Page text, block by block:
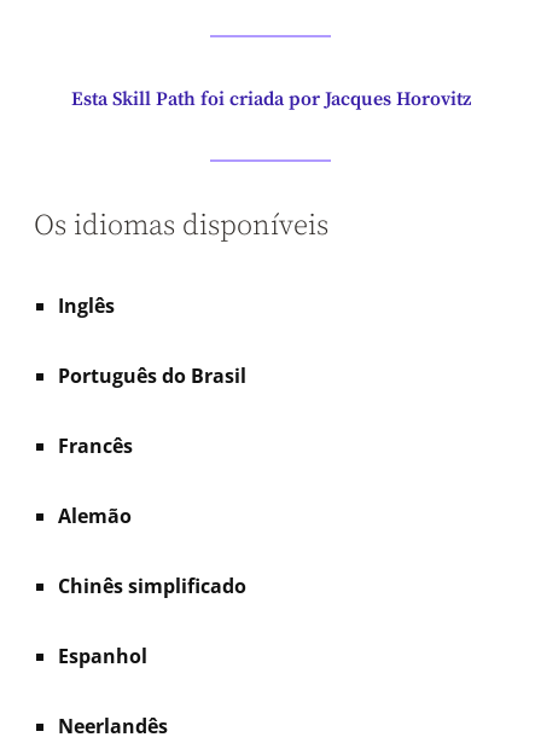
Esta Skill Path foi criada por Jacques Horovitz
Os idiomas disponíveis
Inglês
Português do Brasil
Francês
Alemão
Chinês simplificado
Espanhol
Neerlandês